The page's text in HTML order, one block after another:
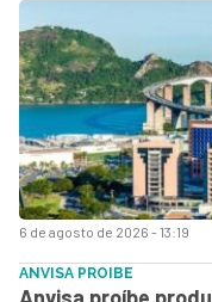
6 de agosto de 2026 - 13:19
ANVISA PROIBE